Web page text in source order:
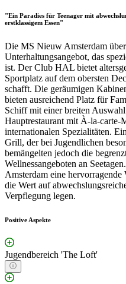
"Ein Paradies für Teenager mit
erstklassigem Essen"
Die MS Nieuw Amsterdam
Unterhaltungsangebot, das
ist. Der Club HAL bietet
Sportplatz auf dem obersten
schafft. Die geräumigen
bieten ausreichend Platz für
Schiff mit einer breiten
Hauptrestaurant mit À-la-carte-
internationalen Spezialitäten.
Grill, der bei Jugendlichen
bemängelten jedoch die
Wellnessangeboten an
Amsterdam eine
die Wert auf
Verpflegung legen.
Positive Aspekte
Jugendbereich 'The Loft'